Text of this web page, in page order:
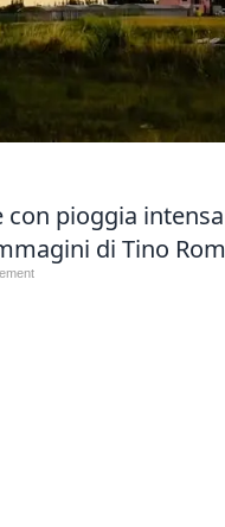
pioggia
di Tino